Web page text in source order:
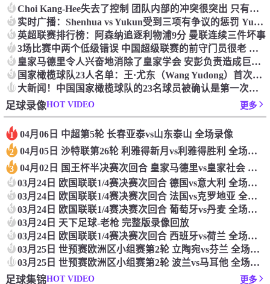
4 Choi Kang-Hee失去了控制 团队内部的冲突很突出 只有一个人可以从水火中拯救崔孔
5 实时广播：Shenhua vs Yukun受到三项有争议的惩罚 Yukun将向中国足球联合会提出投诉
6 英超联赛排行榜：阿森纳追逐利物浦9分 曼联连续三件坏事
7 3场比赛中两个低级错误 中国超级联赛的前守门员很老 是时候让位了 最好的继任者出现
8 皇家马德里令人兴奋地消除了皇家学会 安彭负责造成巨大的灾难！
9 国家橄榄球队23人名单：王·尤东（Wang Yudong）首次被选为第11名 塞吉尼奥（Serginho）在名单上
10 大新闻！中国国家橄榄球队的23名球员被确认是第一次进入阵容
足球录像HOT VIDEO 更多
1 04月06日 中超第5轮 长春亚泰vs山东泰山 全场录像
2 04月05日 沙特联第26轮 利雅得新月vs利雅得胜利 全场录像
3 04月02日 国王杯半决赛次回合 皇家马德里vs皇家社会 全场录像
4 03月24日 欧国联联1/4赛决赛次回合 德国vs意大利 全场录像回放
5 03月24日 欧国联联1/4赛决赛次回合 法国vs克罗地亚 全场录像回放
6 03月24日 欧国联联1/4赛决赛次回合 葡萄牙vs丹麦 全场录像回放
7 03月24日 天下足球-老枪 完整版录像回放
8 03月24日 欧国联联1/4赛决赛次回合 西班牙vs荷兰 全场录像回放
9 03月25日 世预赛欧洲区小组赛第2轮 立陶宛vs芬兰 全场录像回放
10 03月25日 世预赛欧洲区小组赛第2轮 波兰vs马耳他 全场录像回放
足球集锦HOT VIDEO 更多